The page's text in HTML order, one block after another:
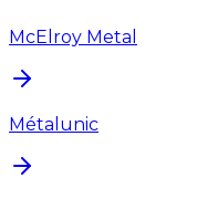
McElroy Metal
Métalunic